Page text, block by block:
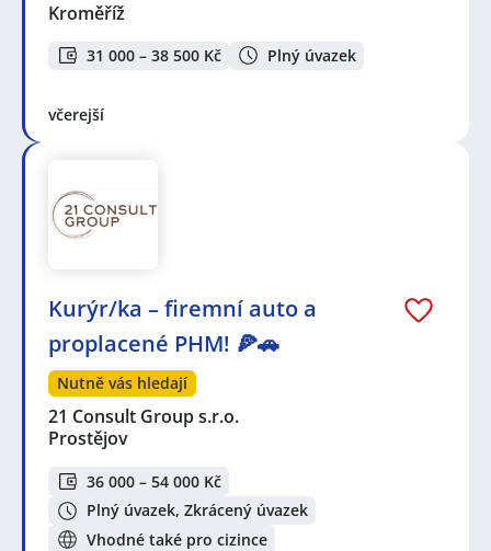
Kroměříž
31 000 – 38 500 Kč Plný úvazek
včerejší
Kurýr/ka – firemní auto a
proplacené PHM! 🍕🚗
Nutně vás hledají
21 Consult Group s.r.o.
Prostějov
36 000 – 54 000 Kč
Plný úvazek, Zkrácený úvazek
Vhodné také pro cizince